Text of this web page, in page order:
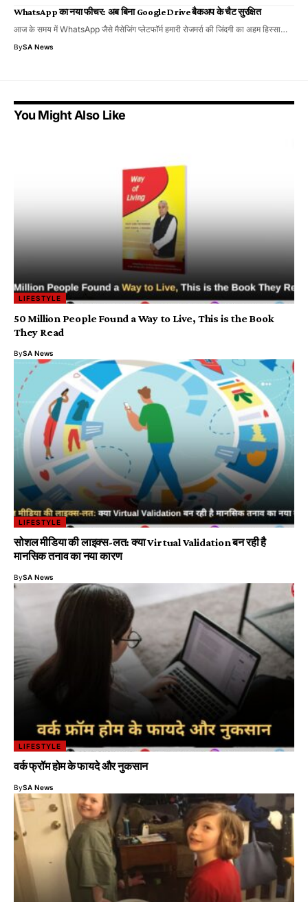
WhatsApp का नया फीचर: अब बिना Google Drive बैकअप के चैट सुरक्षित
आज के समय में WhatsApp जैसे मैसेजिंग प्लेटफॉर्म हमारी रोजमर्रा की जिंदगी का अहम हिस्सा…
BySA News
You Might Also Like
LIFESTYLE
50 Million People Found a Way to Live, This is the Book
They Read
BySA News
LIFESTYLE
सोशल मीडिया की लाइक्स-लत: क्या Virtual Validation बन रही है
मानसिक तनाव का नया कारण
BySA News
LIFESTYLE
वर्क फ्रॉम होम के फायदे और नुकसान
BySA News